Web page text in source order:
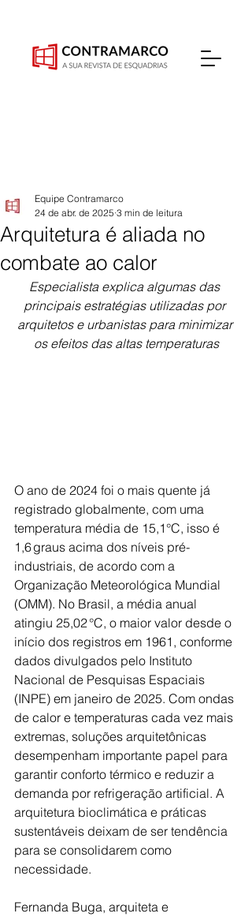
Arquitetura é aliada no
combate ao calor
Equipe Contramarco
24 de abr. de 2025 3 min de leitura
Especialista explica algumas das
principais estratégias utilizadas por
arquitetos e urbanistas para minimizar
os efeitos das altas temperaturas
O ano de 2024 foi o mais quente já
registrado globalmente, com uma
temperatura média de 15,1°C, isso é
1,6 graus acima dos níveis pré-
industriais, de acordo com a
Organização Meteorológica Mundial
(OMM). No Brasil, a média anual
atingiu 25,02 °C, o maior valor desde o
início dos registros em 1961, conforme
dados divulgados pelo Instituto
Nacional de Pesquisas Espaciais
(INPE) em janeiro de 2025. Com ondas
de calor e temperaturas cada vez mais
extremas, soluções arquitetônicas
desempenham importante papel para
garantir conforto térmico e reduzir a
demanda por refrigeração artificial. A
arquitetura bioclimática e práticas
sustentáveis deixam de ser tendência
para se consolidarem como
necessidade.
Fernanda Buga, arquiteta e